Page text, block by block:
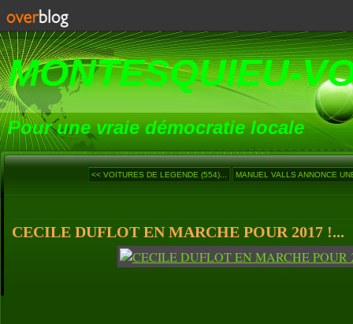
MONTESQUIEU-
Pour une vraie démocratie locale
<< VOITURES DE LEGENDE (554)... MANUEL VALLS ANNONCE
CECILE DUFLOT EN MARCHE POUR 2017 !...